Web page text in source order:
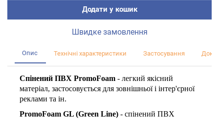
Додати у кошик
Швидке замовлення
Опис Технічні характеристики Застосування
Спінений ПВХ PromoFoam - легкий якісний
матеріал, застосовується для зовнішньої і інтер'єрної
реклами та ін.
PromoFoam GL (Green Line) - спінений ПВХ